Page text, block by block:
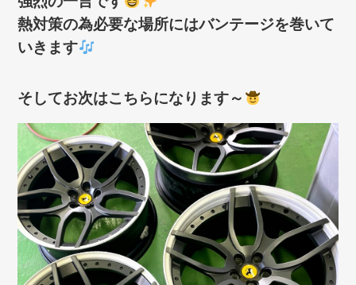
熱対策の為必要な場所にはバンテージを巻いて
いきます
そしてお次はこちらになります～